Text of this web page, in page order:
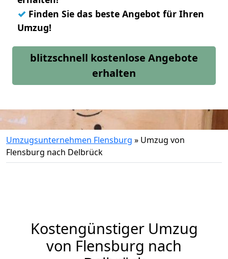
✓ Finden Sie das beste Angebot für Ihren
Umzug!
blitzschnell kostenlose Angebote
erhalten
Umzugsunternehmen Flensburg » Umzug von
Flensburg nach Delbrück
Kostengünstiger Umzug
von Flensburg nach